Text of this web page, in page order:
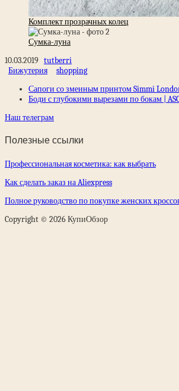
Комплект прозрачных колец
Сумка-луна
10.03.2019 tutberri
Бижутерия
shopping
Сапоги со змеиным принтом Simmi
Боди с глубокими вырезами по бокам |
Наш телеграм
Полезные ссылки
Профессиональная косметика: как выбрать
Как сделать заказ на Aliexpress
Полное руководство по покупке женских
Copyright © 2026 КупиОбзор